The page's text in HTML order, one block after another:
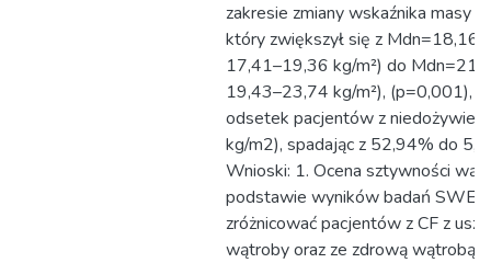
zakresie zmiany wskaźnika masy
który zwiększył się z Mdn=18,16
17,41–19,36 kg/m²) do
19,43–23,74 kg/m²), (p=0,001),
odsetek pacjentów z
kg/m2), spadając z 52,94% do
Wnioski: 1. Ocena sztywności
podstawie wyników badań SWE i
zróżnicować pacjentów z CF z
wątroby oraz ze zdrową wątrobą.